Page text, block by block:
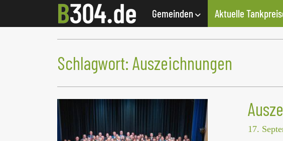
Gemeinden Aktuelle
Schlagwort: Auszeichnungen
17.